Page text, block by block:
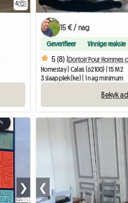
4
15 € / nag
Geverifieer Vinnige reaksie
5 (8) |
Dortoir Pour Hommes
Homestay | Calais (62100) | 15 M2
3 slaapplek(ke) | 1 nag minimum
Bekyk
❯ ❮